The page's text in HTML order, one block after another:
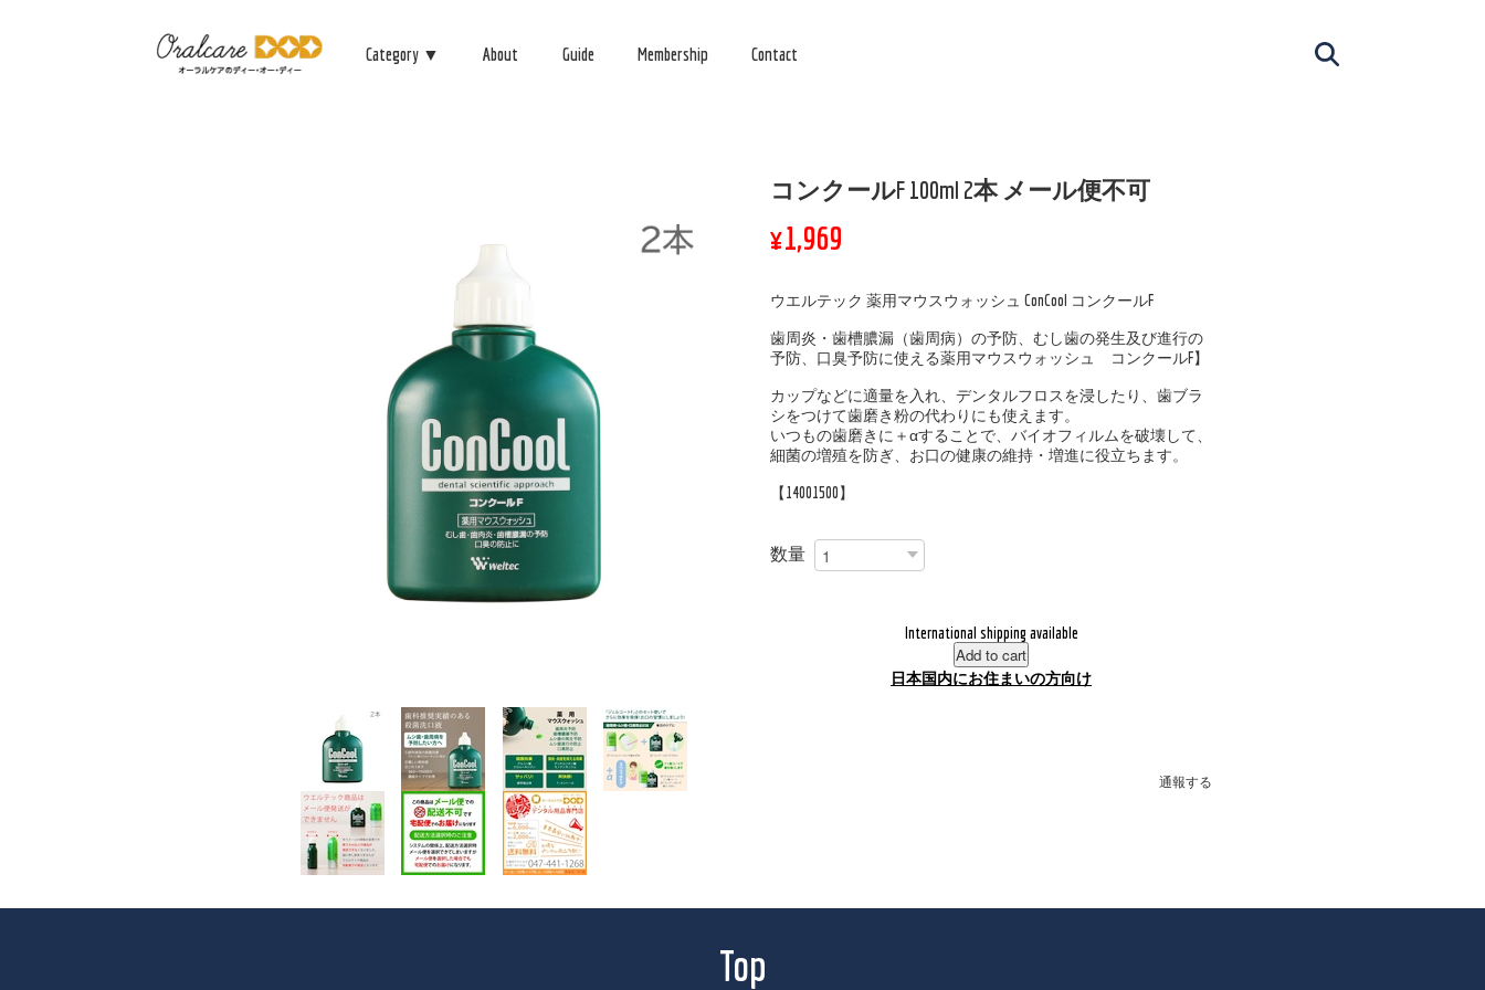
Category ▼ About Guide Membership Contact
コンクールF 100ml 2本 メール便不可
¥1,969
ウエルテック 薬用マウスウォッシュ ConCool コンクールF
歯周炎・歯槽膿漏（歯周病）の予防、むし歯の発生及び進行の
予防、口臭予防に使える薬用マウスウォッシュ コンクールF】
カップなどに適量を入れ、デンタルフロスを浸したり、歯ブラ
シをつけて歯磨き粉の代わりにも使えます。
いつもの歯磨きに＋αすることで、バイオフィルムを破壊して、
細菌の増殖を防ぎ、お口の健康の維持・増進に役立ちます。
【14001500】
数量
International shipping available
Add to cart
日本国内にお住まいの方向け
通報する
Top